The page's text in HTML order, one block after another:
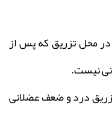
محل تزریق که پس از
نیست.
درد و ضعف عضلانی